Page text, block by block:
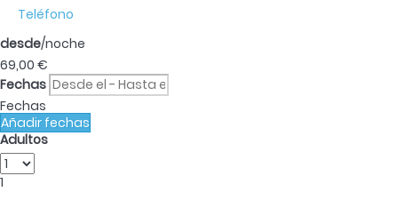
Teléfono
desde/noche
69,00 €
Fechas
Fechas
Añadir fechas
Adultos
1